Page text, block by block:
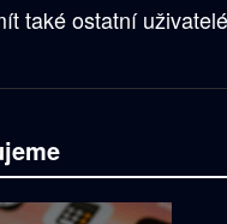
také ostatní